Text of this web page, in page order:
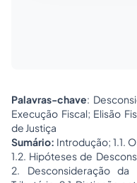
Palavras-chave:
Execução Fiscal; Elisão
de Justiça
Sumário: Introdução; 1.1.
1.2. Hipóteses de
2. Desconsideração da